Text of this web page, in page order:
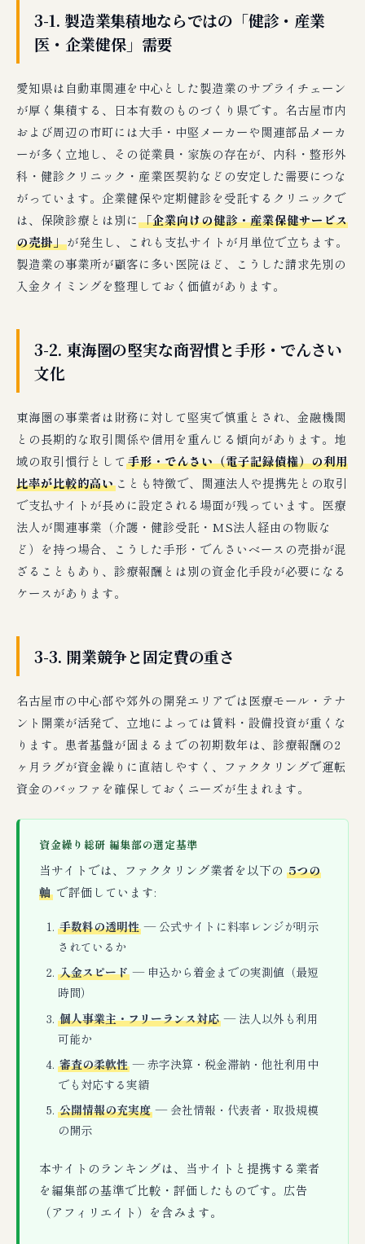
3-1. 製造業集積地ならではの「健診・産業
医・企業健保」需要
愛知県は自動車関連を中心とした製造業のサプライチェーン
が厚く集積する、日本有数のものづくり県です。名古屋市内
および周辺の市町には大手・中堅メーカーや関連部品メーカ
ーが多く立地し、その従業員・家族の存在が、内科・整形外
科・健診クリニック・産業医契約などの安定した需要につな
がっています。企業健保や定期健診を受託するクリニックで
は、保険診療とは別に 「企業向けの健診・産業保健サービス
の売掛」が発生し、これも支払サイトが月単位で立ちます。
製造業の事業所が顧客に多い医院ほど、こうした請求先別の
入金タイミングを整理しておく価値があります。
3-2. 東海圏の堅実な商習慣と手形・でんさい
文化
東海圏の事業者は財務に対して堅実で慎重とされ、金融機関
との長期的な取引関係や信用を重んじる傾向があります。地
域の取引慣行として手形・でんさい（電子記録債権）の利用
比率が比較的高い ことも特徴で、関連法人や提携先との取引
で支払サイトが長めに設定される場面が残っています。医療
法人が関連事業（介護・健診受託・MS法人経由の物販な
ど）を持つ場合、こうした手形・でんさいベースの売掛が混
ざることもあり、診療報酬とは別の資金化手段が必要になる
ケースがあります。
3-3. 開業競争と固定費の重さ
名古屋市の中心部や郊外の開発エリアでは医療モール・テナ
ント開業が活発で、立地によっては賃料・設備投資が重くな
ります。患者基盤が固まるまでの初期数年は、診療報酬の2
ヶ月ラグが資金繰りに直結しやすく、ファクタリングで運転
資金のバッファを確保しておくニーズが生まれます。
資金繰り総研 編集部の選定基準
当サイトでは、ファクタリング業者を以下の5つの
軸 で評価しています:
手数料の透明性— 公式サイトに料率レンジが明示
されているか
入金スピード— 申込から着金までの実測値（最短
時間）
個人事業主・フリーランス対応— 法人以外も利用
可能か
審査の柔軟性— 赤字決算・税金滞納・他社利用中
でも対応する実績
公開情報の充実度— 会社情報・代表者・取扱規模
の開示
本サイトのランキングは、当サイトと提携する業者
を編集部の基準で比較・評価したものです。広告
（アフィリエイト）を含みます。